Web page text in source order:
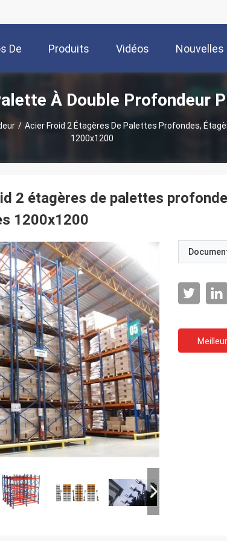
De Produits Vidéos Nouvelles
À Double Profondeur
/ Acier Froid 2 Étagères De Palettes Profondes,
1200x1200
2 étagères de palettes
1200x1200